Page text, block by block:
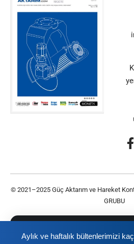
Şartlarını kabul etmiş olursunuz.
© 2021–2025 Güç Aktarım ve Hareket
GRUBU
Aylık ve haftalık bültenlerimizi